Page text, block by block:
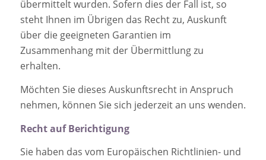
übermittelt wurden. Sofern dies der Fall ist, so
steht Ihnen im Übrigen das Recht zu, Auskunft
über die geeigneten Garantien im
Zusammenhang mit der Übermittlung zu
erhalten.
Möchten Sie dieses Auskunftsrecht in Anspruch
nehmen, können Sie sich jederzeit an uns wenden.
Recht auf Berichtigung
Sie haben das vom Europäischen Richtlinien- und